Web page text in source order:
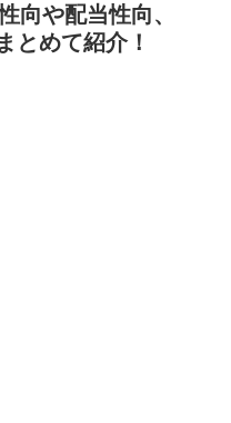
向や配当性向、
とめて紹介！